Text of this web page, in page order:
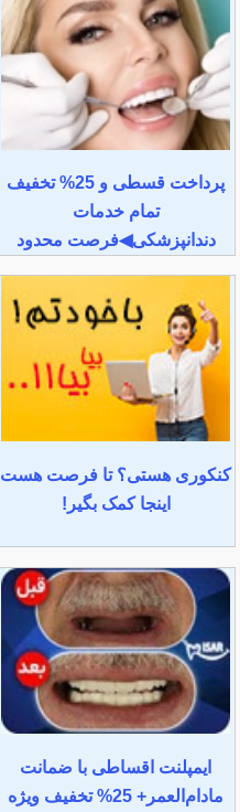
پرداخت قسطی و 25% تخفیف
تمام خدمات
دندانپزشکی◀فرصت محدود
کنکوری هستی؟ تا فرصت هست
اینجا کمک بگیر!
ایمپلنت اقساطی با ضمانت
مادام‌العمر+ 25% تخفیف ویژه